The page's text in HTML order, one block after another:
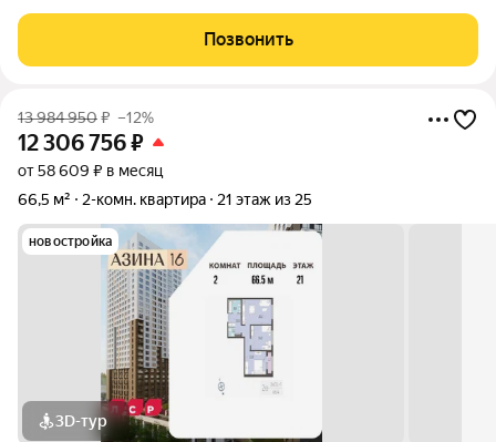
средств, есть военная ипотека. Жилая площадь 27 м2, кухня
16.9 м2, отделка под
Позвонить
13 984 950₽ –12%
12 306 756₽
от 58 609 ₽ в месяц
66,5 м²
2-комн. квартира 21 этаж из 25
новостройка
3D-тур